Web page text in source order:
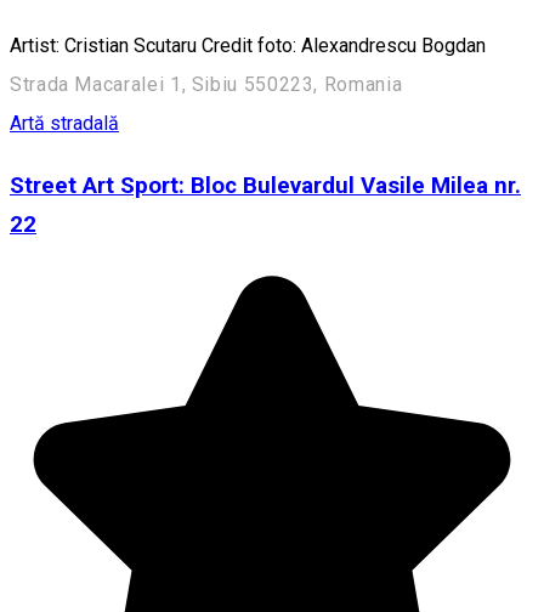
Artist: Cristian Scutaru Credit foto: Alexandrescu Bogdan
Strada Macaralei 1, Sibiu 550223, Romania
Artă stradală
Street Art Sport: Bloc Bulevardul Vasile Milea nr.
22